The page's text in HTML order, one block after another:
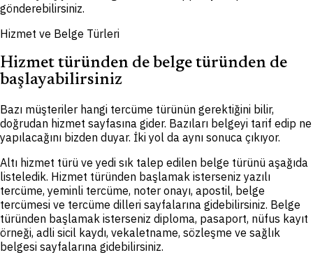
gönderebilirsiniz.
Hizmet ve Belge Türleri
Hizmet türünden de belge türünden de
başlayabilirsiniz
Bazı müşteriler hangi tercüme türünün gerektiğini bilir,
doğrudan hizmet sayfasına gider. Bazıları belgeyi tarif edip ne
yapılacağını bizden duyar. İki yol da aynı sonuca çıkıyor.
Altı hizmet türü ve yedi sık talep edilen belge türünü aşağıda
listeledik. Hizmet türünden başlamak isterseniz yazılı
tercüme, yeminli tercüme, noter onayı, apostil, belge
tercümesi ve tercüme dilleri sayfalarına gidebilirsiniz. Belge
türünden başlamak isterseniz diploma, pasaport, nüfus kayıt
örneği, adli sicil kaydı, vekaletname, sözleşme ve sağlık
belgesi sayfalarına gidebilirsiniz.